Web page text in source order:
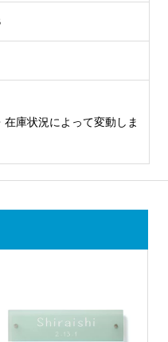
庫状況によって変動しま